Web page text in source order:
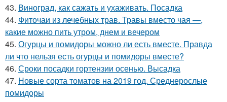
43. Виноград, как сажать и ухаживать. Посадка
44. Фиточаи из лечебных трав. Травы вместо чая —,
какие можно пить утром, днем и вечером
45. Огурцы и помидоры можно ли есть вместе. Правда
ли что нельзя есть огурцы и помидоры вместе?
46. Сроки посадки гортензии осенью. Высадка
47. Новые сорта томатов на 2019 год. Среднерослые
помидоры